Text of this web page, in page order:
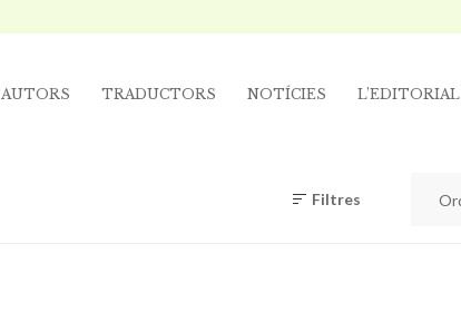
AUTORS TRADUCTORS NOTÍCIES L’EDITORIAL
Filtres